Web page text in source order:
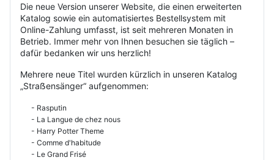
Die neue Version unserer Website, die einen erweiterten
Katalog sowie ein automatisiertes Bestellsystem mit
Online-Zahlung umfasst, ist seit mehreren Monaten in
Betrieb. Immer mehr von Ihnen besuchen sie täglich –
dafür bedanken wir uns herzlich!
Mehrere neue Titel wurden kürzlich in unseren Katalog
„Straẞensänger“ aufgenommen:
- Rasputin
- La Langue de chez nous
- Harry Potter Theme
- Comme d'habitude
- Le Grand Frisé